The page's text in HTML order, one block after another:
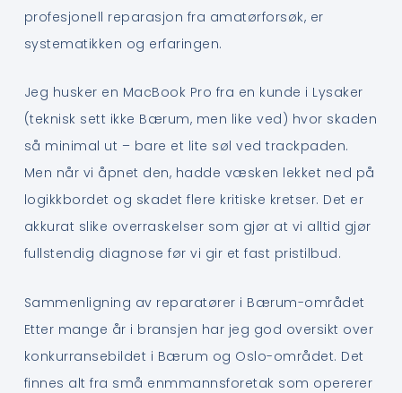
profesjonell reparasjon fra amatørforsøk, er
systematikken og erfaringen.
Jeg husker en MacBook Pro fra en kunde i Lysaker
(teknisk sett ikke Bærum, men like ved) hvor skaden
så minimal ut – bare et lite søl ved trackpaden.
Men når vi åpnet den, hadde væsken lekket ned på
logikkbordet og skadet flere kritiske kretser. Det er
akkurat slike overraskelser som gjør at vi alltid gjør
fullstendig diagnose før vi gir et fast pristilbud.
Sammenligning av reparatører i Bærum-området
Etter mange år i bransjen har jeg god oversikt over
konkurransebildet i Bærum og Oslo-området. Det
finnes alt fra små enmmannsforetak som opererer